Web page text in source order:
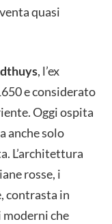
quasi
, l’ex
e considerato
Oggi ospita
anche solo
L’architettura
rosse, i
contrasta in
che